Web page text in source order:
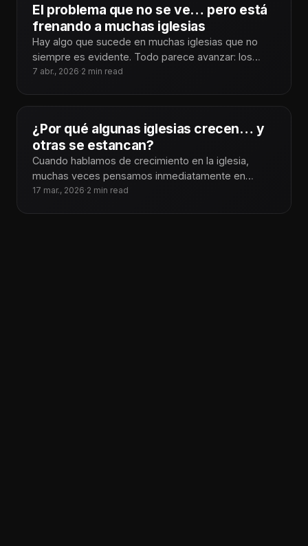
El problema que no se ve… pero está
frenando a muchas iglesias
Hay algo que sucede en muchas iglesias que no
siempre es evidente. Todo parece avanzar: los
servicios se llevan a
7 abr., 2026·2 min read
¿Por qué algunas iglesias crecen… y
otras se estancan?
Cuando hablamos de crecimiento en la iglesia,
muchas veces pensamos inmediatamente en
cosas visibles: mejor música, una predicación más
17 mar., 2026·2 min read